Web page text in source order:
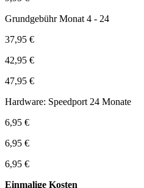
Grundgebühr Monat 4 - 24
37,95 €
42,95 €
47,95 €
Hardware: Speedport 24 Monate
6,95 €
6,95 €
6,95 €
Einmalige Kosten